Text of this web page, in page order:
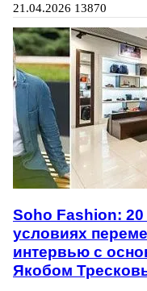
21.04.2026 13870
Soho Fashion: 20
условиях
интервью с
Якобом